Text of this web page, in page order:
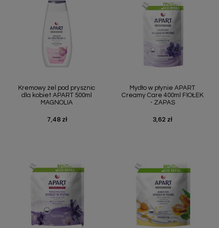
Kremowy żel pod prysznic
dla kobiet APART 500ml
MAGNOLIA
Cena
7,48 zł
Mydło w płynie APART
Creamy Care 400ml FIOŁEK
- ZAPAS
Cena
3,62 zł